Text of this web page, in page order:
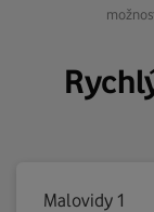
Malovidy 1